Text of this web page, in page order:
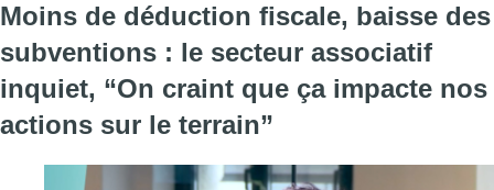
Moins de déduction fiscale, baisse des
subventions : le secteur associatif
inquiet, “On craint que ça impacte nos
actions sur le terrain”